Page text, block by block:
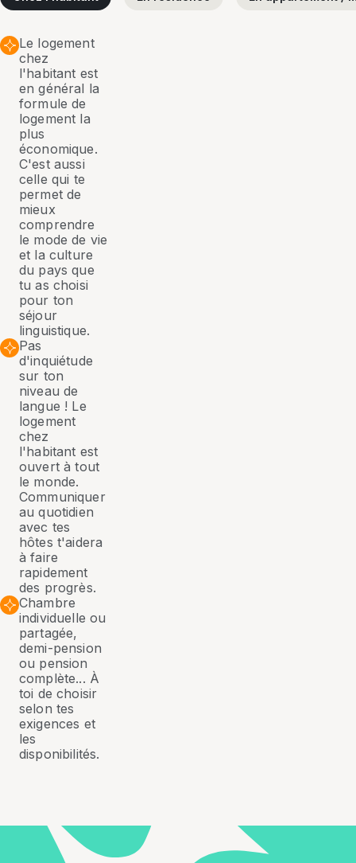
Le logement
chez
l'habitant est
en général la
formule de
logement la
plus
économique.
C'est aussi
celle qui te
permet de
mieux
comprendre
le mode de vie
et la culture
du pays que
tu as choisi
pour ton
séjour
linguistique.
Pas
d'inquiétude
sur ton
niveau de
langue ! Le
logement
chez
l'habitant est
ouvert à tout
le monde.
Communiquer
au quotidien
avec tes
hôtes t'aidera
à faire
rapidement
des progrès.
Chambre
individuelle ou
partagée,
demi-pension
ou pension
complète... À
toi de choisir
selon tes
exigences et
les
disponibilités.